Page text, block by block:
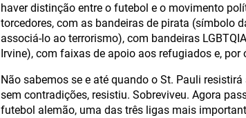
haver distinção entre o futebol e o movimento
torcedores, com as bandeiras de pirata (símbolo
associá-lo ao terrorismo), com bandeiras
Irvine), com faixas de apoio aos refugiados e,
Não sabemos se e até quando o St. Pauli
sem contradições, resistiu. Sobreviveu. Agora
futebol alemão, uma das três ligas mais